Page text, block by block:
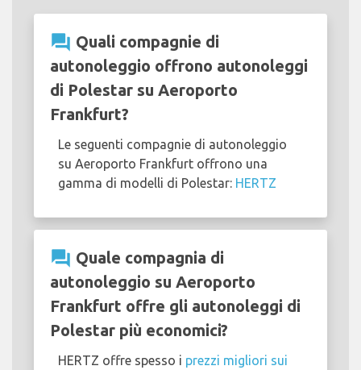
question_answer Quali compagnie di
autonoleggio offrono autonoleggi
di Polestar su Aeroporto
Frankfurt?
Le seguenti compagnie di autonoleggio
su Aeroporto Frankfurt offrono una
gamma di modelli di Polestar: HERTZ
question_answer Quale compagnia di
autonoleggio su Aeroporto
Frankfurt offre gli autonoleggi di
Polestar più economici?
HERTZ offre spesso i prezzi migliori sui